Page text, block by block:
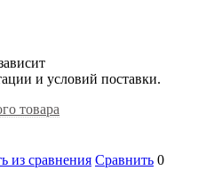
и условий поставки.
товара
из сравнения Сравнить 0